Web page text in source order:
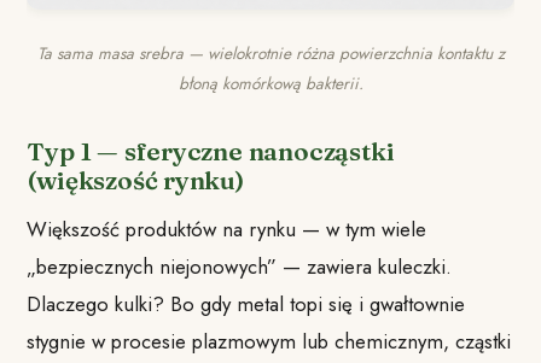
Ta sama masa srebra — wielokrotnie różna powierzchnia kontaktu z
błoną komórkową bakterii.
Typ 1 — sferyczne nanocząstki
(większość rynku)
Większość produktów na rynku — w tym wiele
„bezpiecznych niejonowych” — zawiera kuleczki.
Dlaczego kulki? Bo gdy metal topi się i gwałtownie
stygnie w procesie plazmowym lub chemicznym, cząstki